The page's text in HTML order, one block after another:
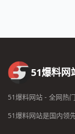
51爆料网
51爆料网站 - 全网热
51爆料网站是国内领